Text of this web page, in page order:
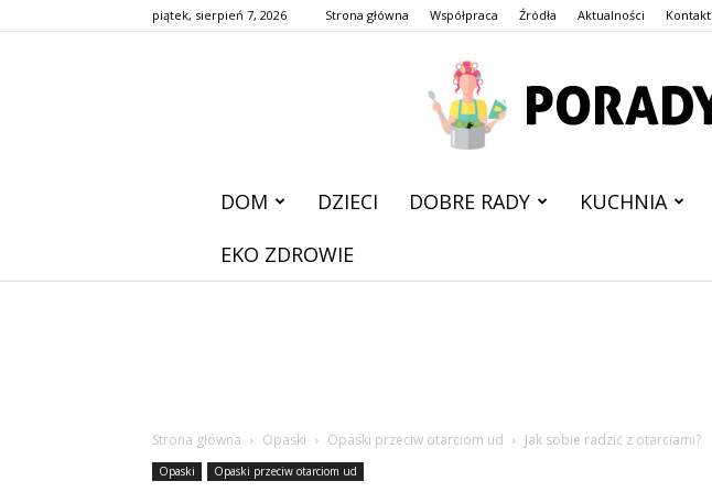
piątek, sierpień 7, 2026 Strona główna Współpraca Źródła Aktualności Kontakt
DOM DZIECI DOBRE RADY KUCHNIA
EKO ZDROWIE
Strona główna Opaski Opaski przeciw otarciom ud Jak sobie radzić z otarciami?
Opaski Opaski przeciw otarciom ud